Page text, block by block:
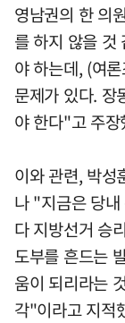
영남권의 한 의
를 하지 않을 것
야 하는데, (여
문제가 있다. 장
야 한다"고 주장
이와 관련, 박성
나 "지금은 당
다 지방선거 승
도부를 흔드는
움이 되리라는
각"이라고 지적